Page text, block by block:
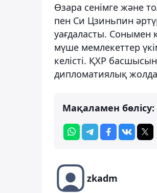
Өзара сенімге және
пен Си Цзиньпин
уағдаласты.
мүше мемлекеттер
келісті. ҚХР
дипломатиялық
Мақаламен бөлісу:
zkadm